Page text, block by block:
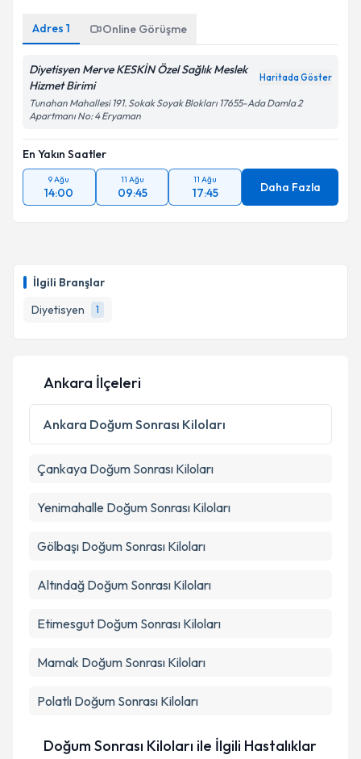
İlgili Branşlar
Diyetisyen
1
Adres 1 Online Görüşme
Diyetisyen Merve KESKİN Özel Sağlık Meslek
Hizmet Birimi
Haritada Göster
Tunahan Mahallesi 191. Sokak Soyak Blokları 17655-Ada Damla 2
Apartmanı No: 4 Eryaman
En Yakın Saatler
9 Ağu
14:00
11 Ağu
09:45
11 Ağu
17:45 Daha Fazla
Ankara İlçeleri
Ankara Doğum Sonrası Kiloları
Çankaya Doğum Sonrası Kiloları
Yenimahalle Doğum Sonrası Kiloları
Gölbaşı Doğum Sonrası Kiloları
Altındağ Doğum Sonrası Kiloları
Etimesgut Doğum Sonrası Kiloları
Mamak Doğum Sonrası Kiloları
Polatlı Doğum Sonrası Kiloları
Doğum Sonrası Kiloları ile İlgili Hastalıklar